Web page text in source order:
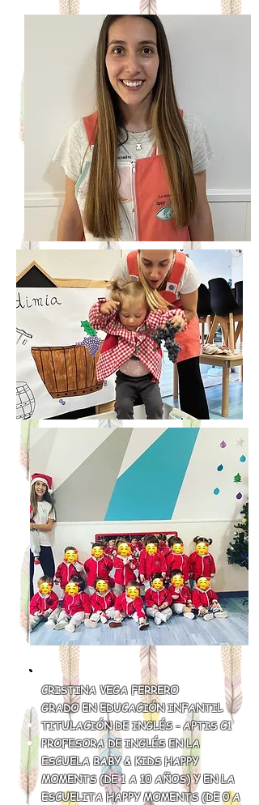
CRISTINA VEGA FERRERO
GRADO EN EDUCACIÓN INFANTIL
TITULACIÓN DE INGLÉS - APTIS C1
PROFESORA DE INGLÉS EN LA
ESCUELA BABY & KIDS HAPPY
MOMENTS(DE 1 A 10 AÑOS) Y EN LA
ESCUELITA HAPPY MOMENTS (DE 0 A